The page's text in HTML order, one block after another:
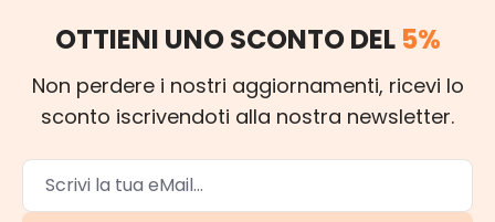
OTTIENI UNO SCONTO DEL 5%
Non perdere i nostri aggiornamenti, ricevi lo
sconto iscrivendoti alla nostra newsletter.